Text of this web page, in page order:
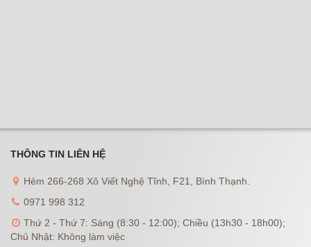
THÔNG TIN LIÊN HỆ
Hẻm 266-268 Xô Viết Nghệ Tĩnh, F21, Bình Thạnh.
0971 998 312
Thứ 2 - Thứ 7: Sáng (8:30 - 12:00); Chiều (13h30 - 18h00);
Chủ Nhật: Không làm việc